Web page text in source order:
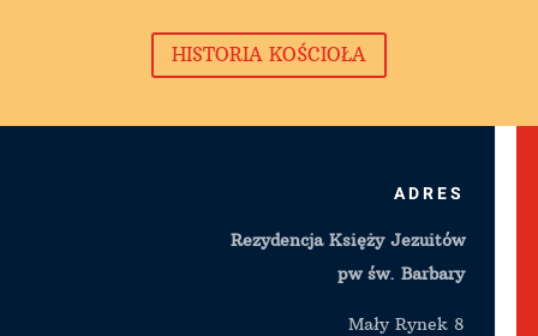
HISTORIA KOŚCIOŁA
ADRES
Rezydencja Księży Jezuitów
pw św. Barbary
Mały Rynek 8